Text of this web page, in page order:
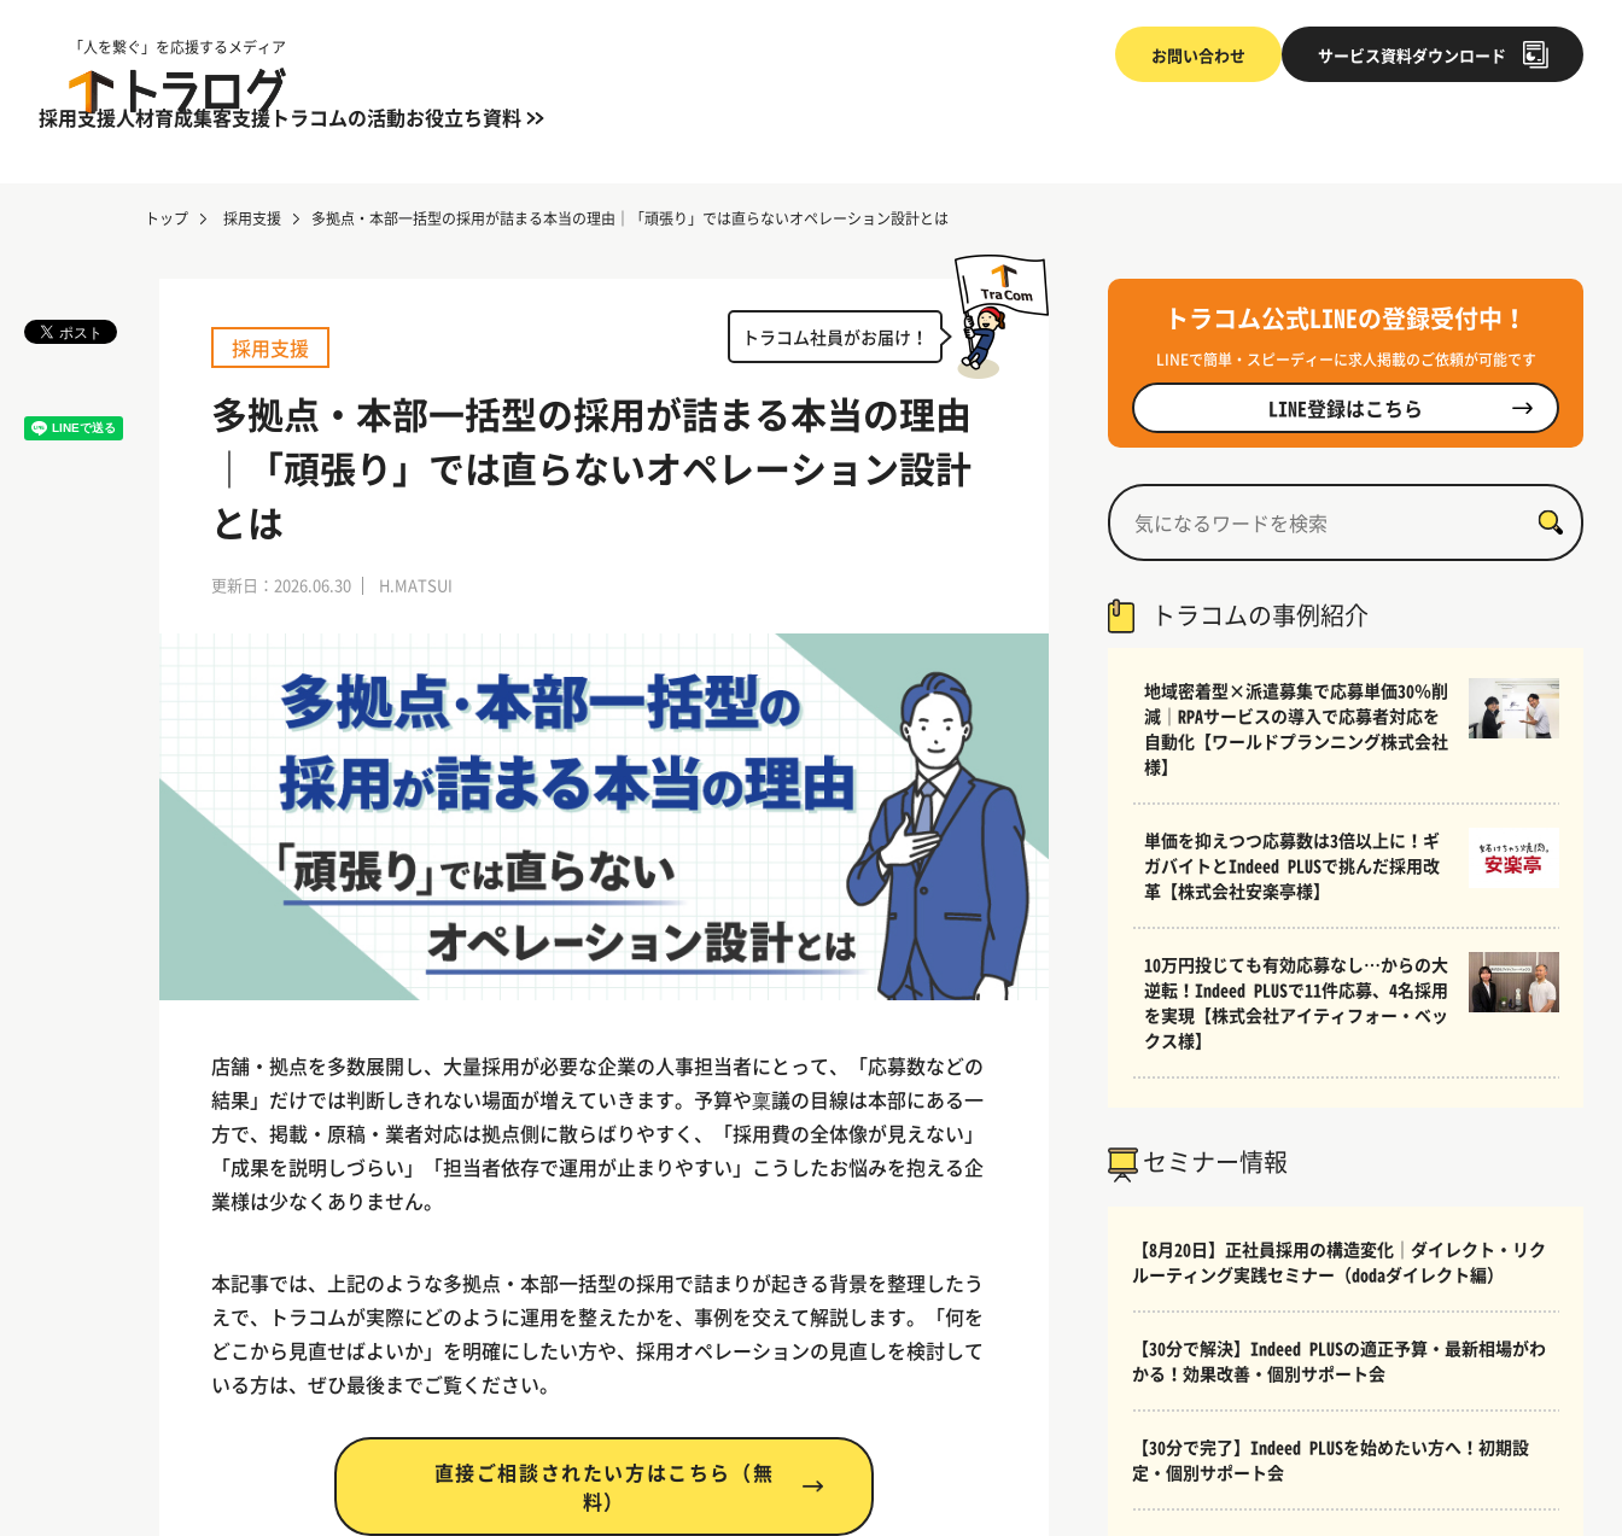
「人を繋ぐ」を応援するメディア お問い合わせ サービス資料ダウンロード
採用支援人材育成集客支援 トラコムの活動お役立ち資料
トップ 採用支援 多拠点・本部一括型の採用が詰まる本当の理由｜「頑張り」では直らないオペレーション設計とは
トラコム社員がお届け！
採用支援
多拠点・本部一括型の採用が詰まる本当の理由
｜「頑張り」では直らないオペレーション設計
とは
更新日：2026.06.30 H.MATSUI
店舗・拠点を多数展開し、大量採用が必要な企業の人事担当者にとって、「応募数などの
結果」だけでは判断しきれない場面が増えていきます。予算や稟議の目線は本部にある一
方で、掲載・原稿・業者対応は拠点側に散らばりやすく、「採用費の全体像が見えない」
「成果を説明しづらい」「担当者依存で運用が止まりやすい」こうしたお悩みを抱える企
業様は少なくありません。
本記事では、上記のような多拠点・本部一括型の採用で詰まりが起きる背景を整理したう
えで、トラコムが実際にどのように運用を整えたかを、事例を交えて解説します。「何を
どこから見直せばよいか」を明確にしたい方や、採用オペレーションの見直しを検討して
いる方は、ぜひ最後までご覧ください。
直接ご相談されたい方はこちら（無
料）
トラコム公式LINEの登録受付中！
LINEで簡単・スピーディーに求人掲載のご依頼が可能です
LINE登録はこちら
トラコムの事例紹介
地域密着型×派遣募集で応募単価30％削
減｜RPAサービスの導入で応募者対応を
自動化【ワールドプランニング株式会社
様】
単価を抑えつつ応募数は3倍以上に！ギ
ガバイトとIndeed PLUSで挑んだ採用改
革【株式会社安楽亭様】
10万円投じても有効応募なし…からの大
逆転！Indeed PLUSで11件応募、4名採用
を実現【株式会社アイティフォー・ベッ
クス様】
セミナー情報
【8月20日】正社員採用の構造変化｜ダイレクト・リク
ルーティング実践セミナー（dodaダイレクト編）
【30分で解決】Indeed PLUSの適正予算・最新相場がわ
かる！効果改善・個別サポート会
【30分で完了】Indeed PLUSを始めたい方へ！初期設
定・個別サポート会